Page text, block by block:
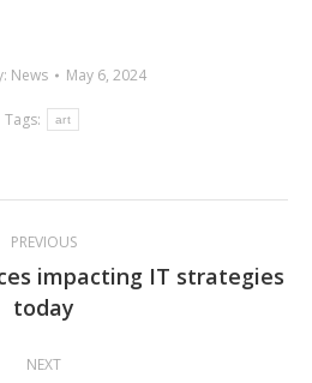
News May 6, 2024
Tags: art
PREVIOUS
Previous
post:
impacting IT strategies
today
NEXT